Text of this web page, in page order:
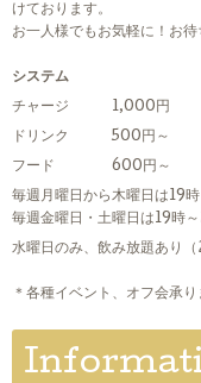
けております。
お一人様でもお気軽に！お
システム
チャージ 1,000円
ドリンク 500円～
フード 600円～
毎週月曜日から木曜日は19
毎週金曜日・土曜日は19時
水曜日のみ、飲み放題あり
＊各種イベント、オフ会承